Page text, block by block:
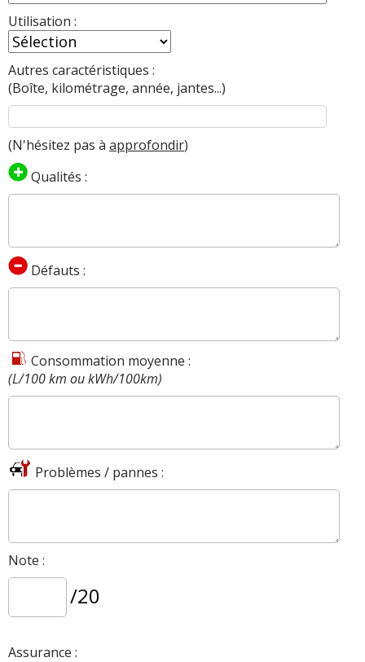
Utilisation :
Autres caractéristiques :
(Boîte, kilométrage, année, jantes...)
(N'hésitez pas à approfondir)
Qualités :
Défauts :
Consommation moyenne :
(L/100 km ou kWh/100km)
Problèmes / pannes :
Note :
/20
Assurance :